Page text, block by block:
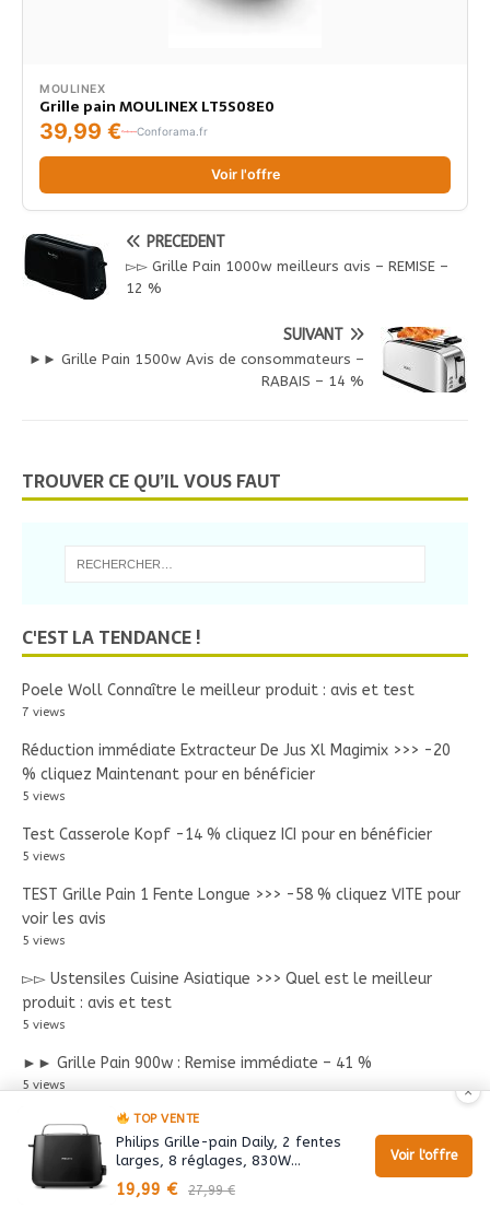
MOULINEX
Grille pain MOULINEX LT5S08E0
39,99 € Conforama.fr
Voir l'offre
PRÉCÉDENT
▻▻ Grille Pain 1000w meilleurs avis – REMISE –
12 %
SUIVANT
►► Grille Pain 1500w Avis de consommateurs –
RABAIS – 14 %
TROUVER CE QU’IL VOUS FAUT
C'EST LA TENDANCE !
Poele Woll Connaître le meilleur produit : avis et test
7 views
Réduction immédiate Extracteur De Jus Xl Magimix >>> -20
% cliquez Maintenant pour en bénéficier
5 views
Test Casserole Kopf -14 % cliquez ICI pour en bénéficier
5 views
TEST Grille Pain 1 Fente Longue >>> -58 % cliquez VITE pour
voir les avis
5 views
▻▻ Ustensiles Cuisine Asiatique >>> Quel est le meilleur
produit : avis et test
5 views
►► Grille Pain 900w : Remise immédiate – 41 %
5 views
Grille Pain 920w ▷▷ dégotez le meilleur produit à l’aide de
nos contrôles et avis
5 views
×
TOP VENTE
Philips Grille-pain Daily, 2 fentes
larges, 8 réglages, 830W…
19,99 € 27,99 €
Voir l'offre